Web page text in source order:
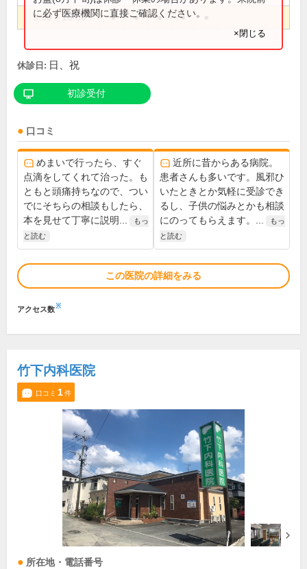
9:00～18:00 ● ● ● ●
に必ず医療機関に直接ご確認ください。
×閉じる
休診日: 日、祝
初診受付
口コミ
めまいで行ったら、すぐ
点滴をしてくれて治った。も
ともと頭痛持ちなので、つい
でにそちらの相談もしたら、
本を見せて丁寧に説明...
もっ
と読む
近所に昔からある病院。
患者さんも多いです。風邪ひ
いたときとか気軽に受診でき
るし、子供の悩みとかも相談
にのってもらえます。...
もっ
と読む
この医院の詳細をみる
アクセス数※
竹下内科医院
口コミ 1件
所在地・電話番号